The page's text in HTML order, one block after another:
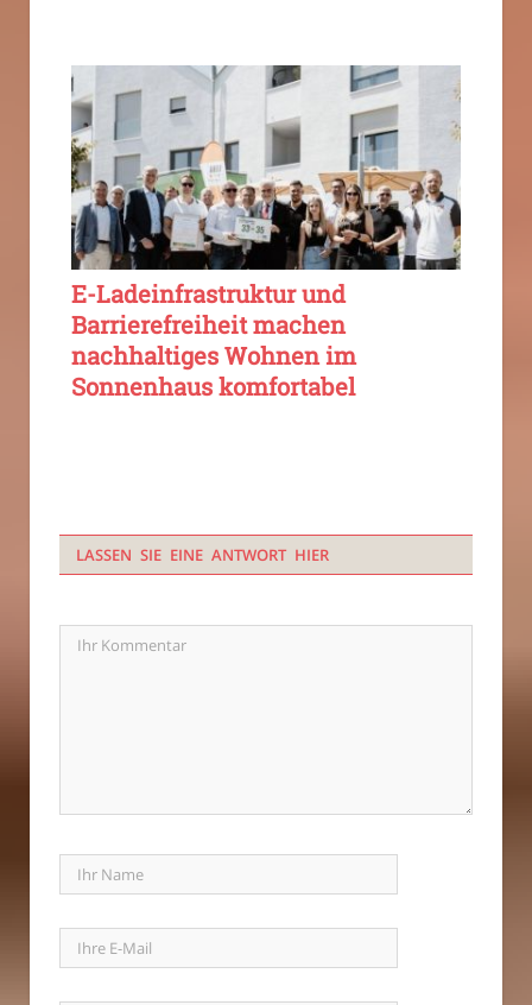
E-Ladeinfrastruktur und
Barrierefreiheit machen
nachhaltiges Wohnen im
Sonnenhaus komfortabel
LASSEN SIE EINE ANTWORT HIER